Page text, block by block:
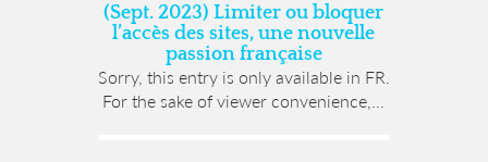
(Sept. 2023) Limiter ou bloquer
l’accès des sites, une nouvelle
passion française
Sorry, this entry is only available in FR.
For the sake of viewer convenience,...